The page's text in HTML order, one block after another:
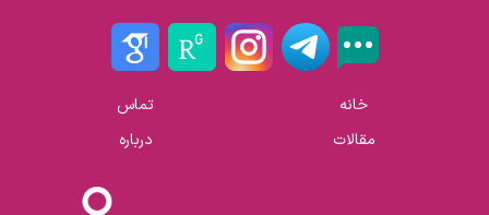
خانه
مقالات
تماس
درباره